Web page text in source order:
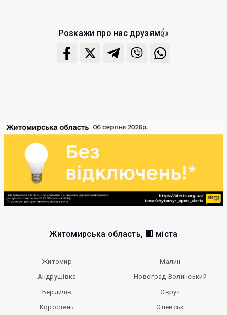
Розкажи про нас друзям👍
Житомирська область, 🏢 міста
Житомир
Андрушівка
Бердичів
Коростень
Малин
Новоград-Волинський
Овруч
Олевськ